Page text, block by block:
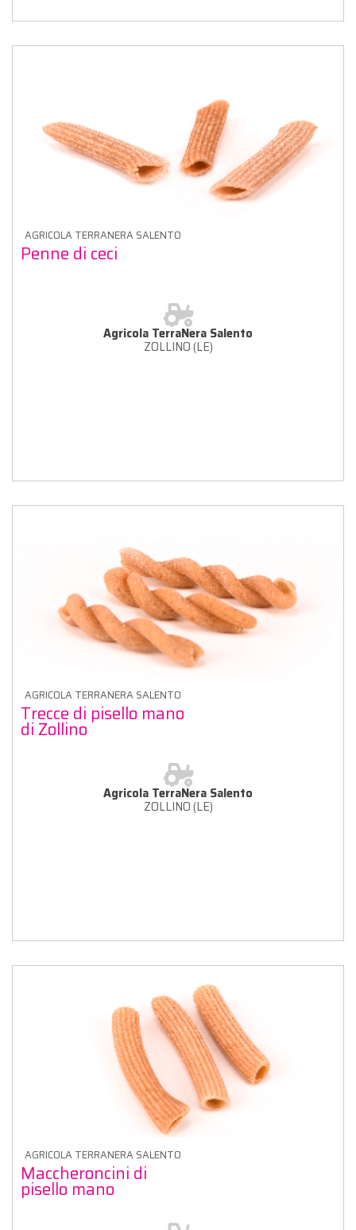
AGRICOLA TERRANERA SALENTO
Penne di ceci
Agricola TerraNera Salento
ZOLLINO (LE)
AGRICOLA TERRANERA SALENTO
Trecce di pisello mano
di Zollino
Agricola TerraNera Salento
ZOLLINO (LE)
AGRICOLA TERRANERA SALENTO
Maccheroncini di
pisello mano